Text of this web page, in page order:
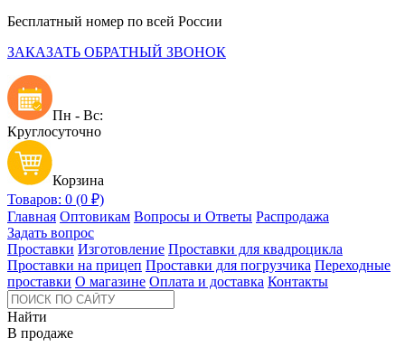
Бесплатный номер по всей России
ЗАКАЗАТЬ ОБРАТНЫЙ ЗВОНОК
Пн - Вс:
Круглосуточно
Корзина
Товаров: 0 (0 ₽)
Главная Оптовикам Вопросы и Ответы Распродажа
Задать вопрос
Проставки Изготовление Проставки для квадроцикла
Проставки на прицеп Проставки для погрузчика Переходные
проставки О магазине Оплата и доставка Контакты
Найти
В продаже